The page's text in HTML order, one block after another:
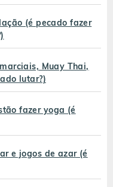
(é pecado fazer
Muay Thai,
lutar?)
fazer yoga (é
e jogos de azar (é